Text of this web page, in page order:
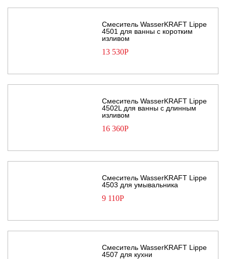
Смеситель WasserKRAFT Lippe
4501 для ванны с коротким
изливом
13 530Р
Смеситель WasserKRAFT Lippe
4502L для ванны с длинным
изливом
16 360Р
Смеситель WasserKRAFT Lippe
4503 для умывальника
9 110Р
Смеситель WasserKRAFT Lippe
4507 для кухни